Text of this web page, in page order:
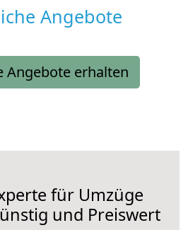
Angebote
Angebote erhalten
für Umzüge
und Preiswert